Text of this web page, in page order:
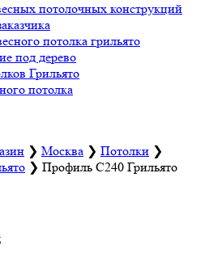
потолочных конструкций
потолка грильято
под дерево
Грильято
потолка
❯ Москва ❯ Потолки ❯
❯ Профиль С240 Грильято